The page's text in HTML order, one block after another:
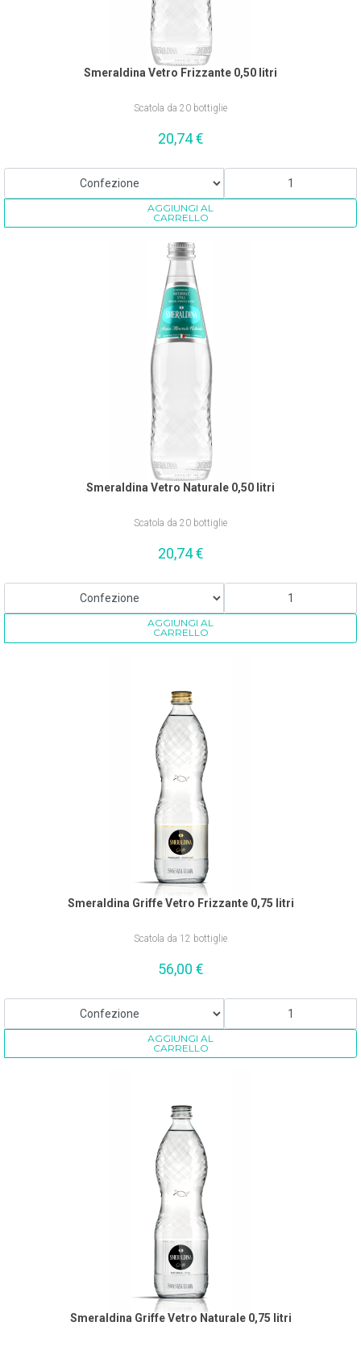
Smeraldina Vetro Frizzante 0,50 litri
Scatola da 20 bottiglie
20,74€
AGGIUNGI AL
CARRELLO
Smeraldina Vetro Naturale 0,50 litri
Scatola da 20 bottiglie
20,74€
AGGIUNGI AL
CARRELLO
Smeraldina Griffe Vetro Frizzante 0,75 litri
Scatola da 12 bottiglie
56,00 €
AGGIUNGI AL
CARRELLO
Smeraldina Griffe Vetro Naturale 0,75 litri